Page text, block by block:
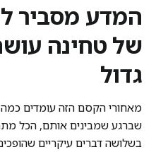
המדע מסביר
של טחינה
גדול
מאחורי הקסם הזה עומדים כמה
שברגע שמבינים אותם, הכל
בשלושה דברים עיקריים